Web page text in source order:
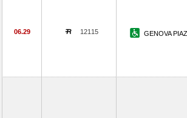
06.29 12115 GENOVA